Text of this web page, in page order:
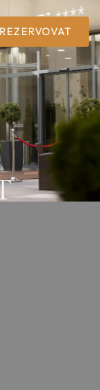
REZERVOVAT